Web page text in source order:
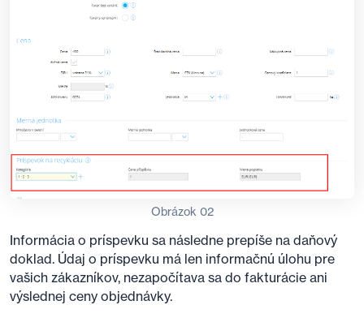
Obrázok 02
Informácia o príspevku sa následne prepíše na daňový
doklad. Údaj o príspevku má len informačnú úlohu pre
vašich zákazníkov, nezapočítava sa do fakturácie ani
výslednej ceny objednávky.